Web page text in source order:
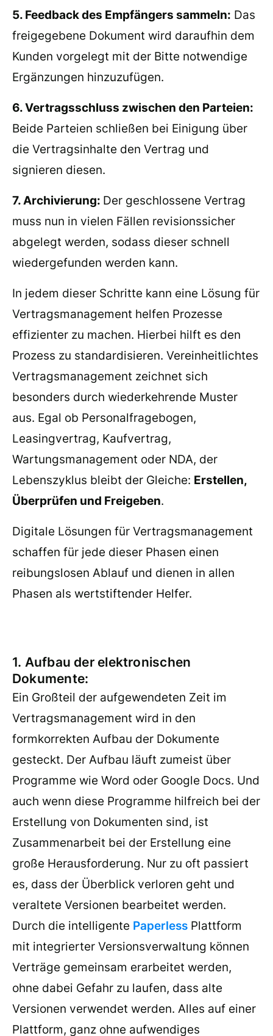
5. Feedback des Empfängers sammeln: Das
freigegebene Dokument wird daraufhin dem
Kunden vorgelegt mit der Bitte notwendige
Ergänzungen hinzuzufügen.
6. Vertragsschluss zwischen den Parteien:
Beide Parteien schließen bei Einigung über
die Vertragsinhalte den Vertrag und
signieren diesen.
7. Archivierung: Der geschlossene Vertrag
muss nun in vielen Fällen revisionssicher
abgelegt werden, sodass dieser schnell
wiedergefunden werden kann.
In jedem dieser Schritte kann eine Lösung für
Vertragsmanagement helfen Prozesse
effizienter zu machen. Hierbei hilft es den
Prozess zu standardisieren. Vereinheitlichtes
Vertragsmanagement zeichnet sich
besonders durch wiederkehrende Muster
aus. Egal ob Personalfragebogen,
Leasingvertrag, Kaufvertrag,
Wartungsmanagement oder NDA, der
Lebenszyklus bleibt der Gleiche: Erstellen,
Überprüfen und Freigeben.
Digitale Lösungen für Vertragsmanagement
schaffen für jede dieser Phasen einen
reibungslosen Ablauf und dienen in allen
Phasen als wertstiftender Helfer.
1. Aufbau der elektronischen
Dokumente:
Ein Großteil der aufgewendeten Zeit im
Vertragsmanagement wird in den
formkorrekten Aufbau der Dokumente
gesteckt. Der Aufbau läuft zumeist über
Programme wie Word oder Google Docs. Und
auch wenn diese Programme hilfreich bei der
Erstellung von Dokumenten sind, ist
Zusammenarbeit bei der Erstellung eine
große Herausforderung. Nur zu oft passiert
es, dass der Überblick verloren geht und
veraltete Versionen bearbeitet werden.
Durch die intelligente Paperless Plattform
mit integrierter Versionsverwaltung können
Verträge gemeinsam erarbeitet werden,
ohne dabei Gefahr zu laufen, dass alte
Versionen verwendet werden. Alles auf einer
Plattform, ganz ohne aufwendiges